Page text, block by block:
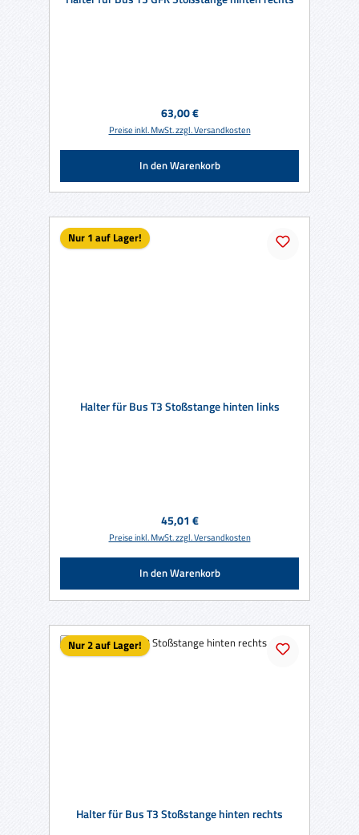
Regulärer Preis:
63,00 €
Preise inkl. MwSt. zzgl. Versandkosten
In den Warenkorb
Nur 1 auf Lager!
Halter für Bus T3 Stoßstange hinten links
Regulärer Preis:
45,01 €
Preise inkl. MwSt. zzgl. Versandkosten
In den Warenkorb
Nur 2 auf Lager!
Halter für Bus T3 Stoßstange hinten rechts